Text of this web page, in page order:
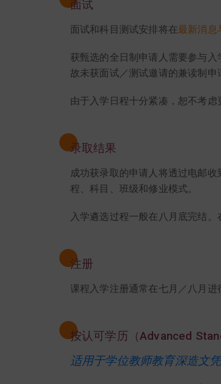
面试
面试和科目测试安排将在最新消息
获甄选的全日制申请人需要参与
故未获面试／测试邀请的兼读制
由于入学日程十分紧凑，恕不考
录取结果
成功获录取的申请人将透过电邮
程、科目、班级和修业模式。
入学遴选过程一般在八月底完结
注册
课程入学注册通常在七月／八月
按认可学历（Advanced
适用于学位教师教育深造文